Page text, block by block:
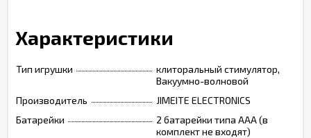
Характеристики
Тип игрушки
клиторальный стимулятор,
Вакуумно-волновой
Производитель
JIMEITE ELECTRONICS
Батарейки
2 батарейки типа ААА (в
комплект не входят)